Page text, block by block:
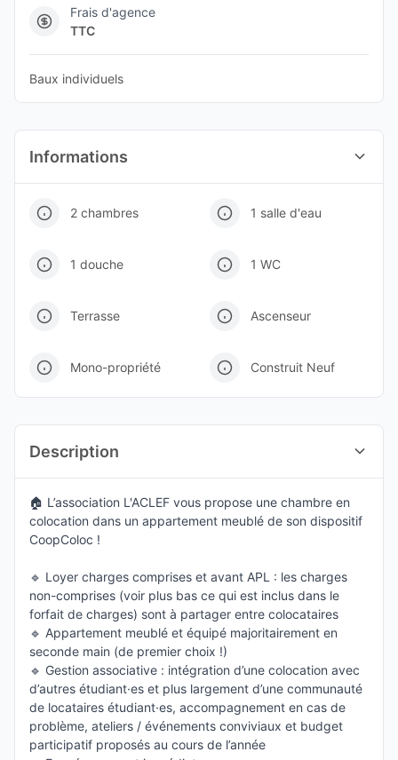
Frais d'agence
TTC
Baux individuels
Informations
2 chambres 1 salle d'eau
1 douche 1 WC
Terrasse Ascenseur
Mono-propriété Construit Neuf
Description
🏠 L’association L'ACLEF vous propose une chambre en
colocation dans un appartement meublé de son dispositif
CoopColoc !
🔹 Loyer charges comprises et avant APL : les charges
non-comprises (voir plus bas ce qui est inclus dans le
forfait de charges) sont à partager entre colocataires
🔹 Appartement meublé et équipé majoritairement en
seconde main (de premier choix !)
🔹 Gestion associative : intégration d’une colocation avec
d’autres étudiant·es et plus largement d’une communauté
de locataires étudiant·es, accompagnement en cas de
problème, ateliers / événements conviviaux et budget
participatif proposés au cours de l’année